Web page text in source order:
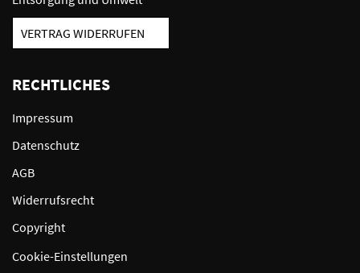
VERTRAG WIDERRUFEN
RECHTLICHES
Impressum
Datenschutz
AGB
Widerrufsrecht
Copyright
Cookie-Einstellungen